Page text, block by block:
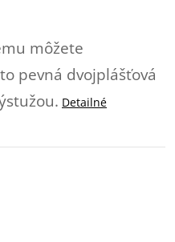
môžete
pevná dvojplášťová
Detailné